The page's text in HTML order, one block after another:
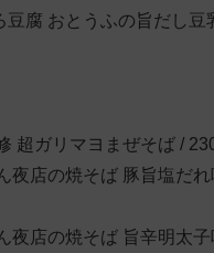
豆腐 おとうふの旨だし豆
超ガリマヨまぜそば /
夜店の焼そば 豚旨塩だ
夜店の焼そば 旨辛明太